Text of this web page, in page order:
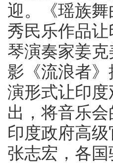
迎。《瑶族
秀民乐作品
琴演奏家姜
影《流浪者
演形式让印
出，将音乐
印度政府高
张志宏，各